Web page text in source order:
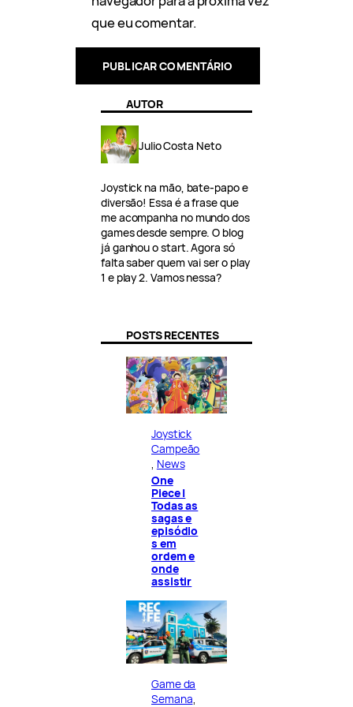
que eu comentar.
AUTOR
Julio Costa Neto
Joystick na mão, bate-papo e
diversão! Essa é a frase que
me acompanha no mundo dos
games desde sempre. O blog
já ganhou o start. Agora só
falta saber quem vai ser o play
1 e play 2. Vamos nessa?
POSTS RECENTES
Joystick
Campeão
News
One
Piece |
Todas as
sagas e
episódio
s em
ordem e
onde
assistir
Game da
Semana